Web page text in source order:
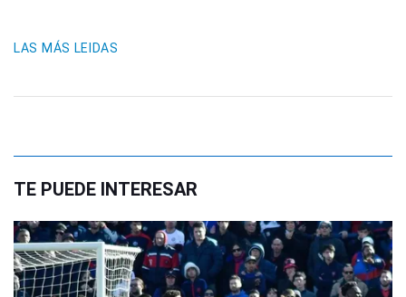
LAS MÁS LEIDAS
TE PUEDE INTERESAR